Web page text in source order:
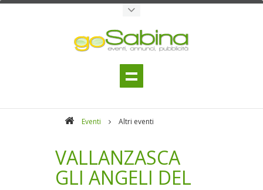
Eventi Altri eventi
VALLANZASCA
GLI ANGELI DEL